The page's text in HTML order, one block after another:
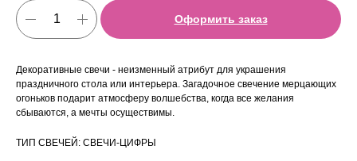
Оформить заказ
Декоративные свечи - неизменный атрибут для украшения
праздничного стола или интерьера. Загадочное свечение мерцающих
огоньков подарит атмосферу волшебства, когда все желания
сбываются, а мечты осуществимы.
ТИП СВЕЧЕЙ: СВЕЧИ-ЦИФРЫ